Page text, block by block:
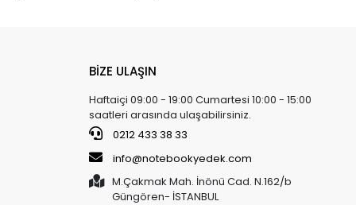
BİZE ULAŞIN
Haftaiçi 09:00 - 19:00 Cumartesi 10:00 - 15:00
saatleri arasında ulaşabilirsiniz.
0212 433 38 33
info@notebookyedek.com
M.Çakmak Mah. İnönü Cad. N.162/b
Güngören- İSTANBUL